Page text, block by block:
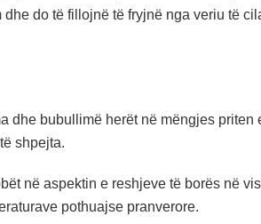
do të fillojnë të fryjnë nga veriu të
dhe bubullimë herët në mëngjes
shpejta.
në aspektin e reshjeve të borës në
pothuajse pranverore.